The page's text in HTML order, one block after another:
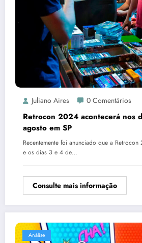
Juliano Aires 0 Comentários
Retrocon 2024 acontecerá nos
agosto em SP
Recentemente foi anunciado que a
e os dias 3 e 4 de…
Consulte mais informação
Análise